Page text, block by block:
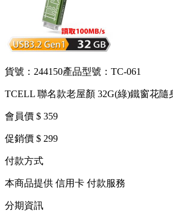
貨號：244150產品型號：TC-061
TCELL 聯名款老屋顏 32G(綠)鐵窗花隨
會員價 $ 359
促銷價 $ 299
付款方式
本商品提供 信用卡 付款服務
分期資訊